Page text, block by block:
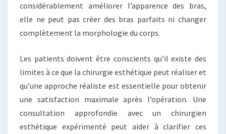
considérablement améliorer l’apparence des bras,
elle ne peut pas créer des bras parfaits ni changer
complètement la morphologie du corps.
Les patients doivent être conscients qu’il existe des
limites à ce que la chirurgie esthétique peut réaliser et
qu’une approche réaliste est essentielle pour obtenir
une satisfaction maximale après l’opération. Une
consultation approfondie avec un chirurgien
esthétique expérimenté peut aider à clarifier ces